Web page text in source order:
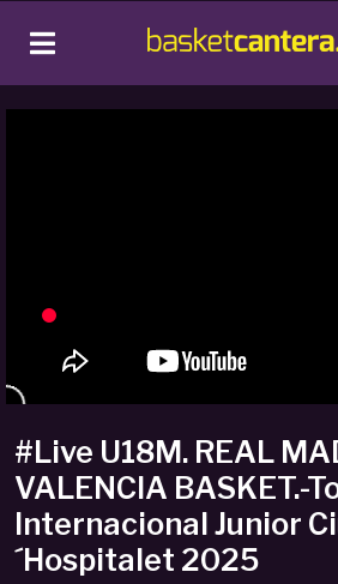
#Live U18M. REAL
VALENCIA BASKET.-
Internacional Junior
´Hospitalet 2025